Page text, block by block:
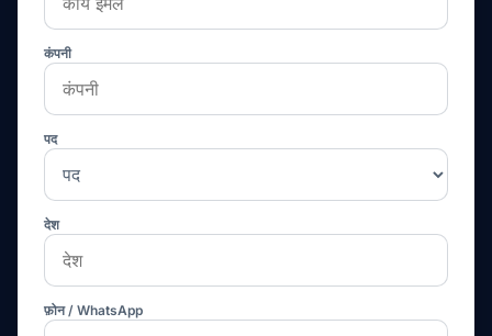
कंपनी
पद
देश
फ़ोन / WhatsApp